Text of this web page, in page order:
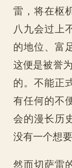
雷，将在枢
八九会过上
的地位、富
这便是被誉
的。不能正
有任何的不
会的漫长历
没有一个想
然而切萨雷